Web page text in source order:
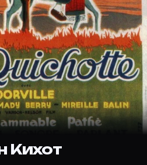
и роли «Дон
(режиссёр)
Кихот